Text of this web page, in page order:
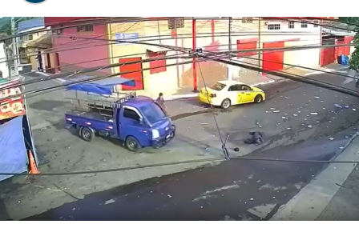
mostraba situaciones relacionadas con el trabajo, la
familia y la escuela dentro de un entorno futurista.
Durante la década de 1990, después de que «Los
Picapiedra» llegaran al cine, Warner Bros. planteó la
posibilidad de llevar también a «Los Supersónicos» a la
pantalla grande. Sin embargo, el proyecto no logró
consolidarse y permaneció archivado durante varias
décadas, hasta que en 2026 se dio vía libre a su
realización, con Jim Carrey como una de las principales
figuras vinculadas a la producción.